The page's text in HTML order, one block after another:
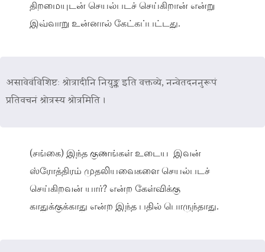
திறமையுடன் செயல்படச் செய்கிறான் என்று
இவ்வாறு உன்னால் கேட்கப்பட்டது.
असावेवंविशिष्टः श्रोत्रादीनि नियुङ्क्त इति वक्तव्ये, नन्वेतदननुरूपं
प्रतिवचनं श्रोत्रस्य श्रोत्रमिति ।
(சங்கை) இந்த குணங்கள் உடைய இவன்
ஸ்ரோத்திரம் முதலியவைகளை செயல்படச்
செய்கிறவன் யார்? என்ற கேள்விக்கு
காதுக்குக்காது என்ற இந்த பதில் பொருந்தாது.